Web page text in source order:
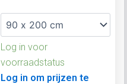
Log in voor
voorraadstatus
Log in om prijzen te